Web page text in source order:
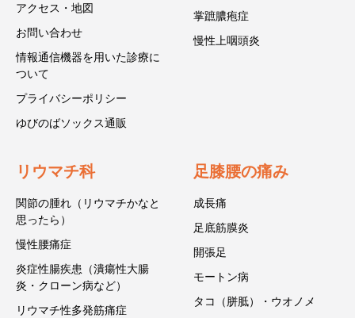
アクセス・地図
お問い合わせ
情報通信機器を用いた診療に
ついて
プライバシーポリシー
ゆびのばソックス通販
掌蹠膿疱症
慢性上咽頭炎
リウマチ科
関節の腫れ（リウマチかなと
思ったら）
慢性腰痛症
炎症性腸疾患（潰瘍性大腸
炎・クローン病など）
リウマチ性多発筋痛症
足膝腰の痛み
成長痛
足底筋膜炎
開張足
モートン病
タコ（胼胝）・ウオノメ